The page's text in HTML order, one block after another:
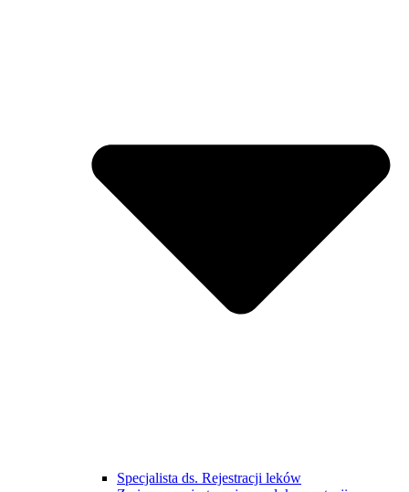
Specjalista ds. Rejestracji leków